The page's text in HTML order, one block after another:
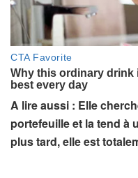
A lire aussi : Elle
portefeuille et la tend
plus tard, elle est